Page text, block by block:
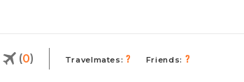
(0) Travelmates:? Friends: ?